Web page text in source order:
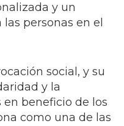
y un
personas en el
social, y su
y la
beneficio de los
como una de las